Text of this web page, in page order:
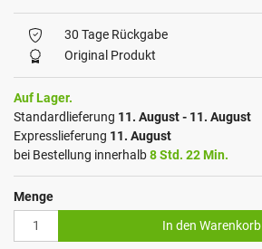
30 Tage Rückgabe
Original Produkt
Auf Lager.
Standardlieferung 11. August - 11. August
Expresslieferung 11. August
bei Bestellung innerhalb8 Std. 22 Min.
Menge
In den Warenkorb